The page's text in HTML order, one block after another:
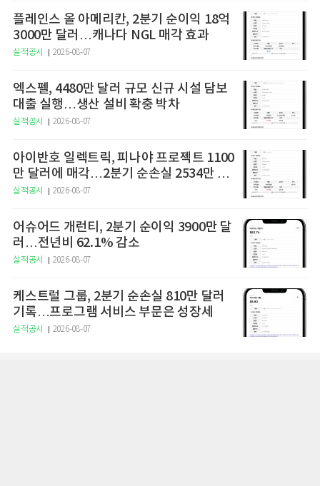
플레인스 올 아메리칸, 2분기 순이익 18억
3000만 달러…캐나다 NGL 매각 효과
실적공시 2026-08-07
엑스펠, 4480만 달러 규모 신규 시설 담보
대출 실행…생산 설비 확충 박차
실적공시 2026-08-07
아이반호 일렉트릭, 피나야 프로젝트 1100
만 달러에 매각…2분기 순손실 2534만 달
러
실적공시 2026-08-07
어슈어드 개런티, 2분기 순이익 3900만 달
러…전년비 62.1% 감소
실적공시 2026-08-07
케스트럴 그룹, 2분기 순손실 810만 달러
기록…프로그램 서비스 부문은 성장세
실적공시 2026-08-07